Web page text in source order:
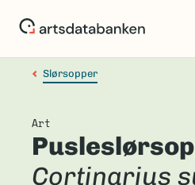
Slørsopper
Art
Cortinarius